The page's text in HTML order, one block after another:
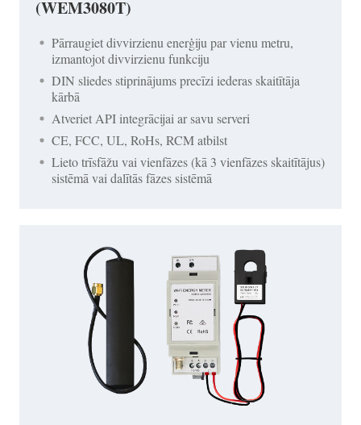
(WEM3080T)
Pārraugiet divvirzienu enerģiju par vienu metru,
izmantojot divvirzienu funkciju
DIN sliedes stiprinājums precīzi iederas skaitītāja
kārbā
Atveriet API integrācijai ar savu serveri
CE, FCC, UL, RoHs, RCM atbilst
Lieto trīsfāžu vai vienfāzes (kā 3 vienfāzes skaitītājus)
sistēmā vai dalītās fāzes sistēmā